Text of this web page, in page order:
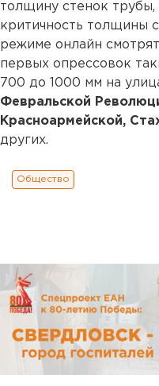
толщину стенок
критичность толщины
режиме онлайн
первых опрессовок
700 до 1000 мм на
Февральской
Красноармейской,
других.
Общество